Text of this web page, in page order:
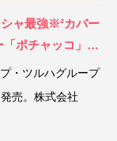
ャ最強※²カバー
ポチャッコ」限
・ツルハグループ
売。株式会社